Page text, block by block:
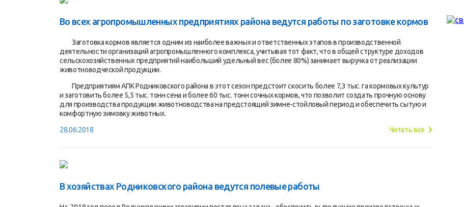
Во всех агропромышленных предприятиях района ведутся работы по заготовке кормов
Заготовка кормов является одним из наиболее важных и ответственных этапов в производственной
деятельности организаций агропромышленного комплекса, учитывая тот факт, что в общей структуре доходов
сельскохозяйственных предприятий наибольший удельный вес (более 80%) занимает выручка от реализации
животноводческой продукции.
Предприятиям АПК Родниковского района в этот сезон предстоит скосить более 7,3 тыс. га кормовых культур
и заготовить более 5,5 тыс. тонн сена и более 60 тыс. тонн сочных кормов, что позволит создать прочную основу
для производства продукции животноводства на предстоящий зимне-стойловый период и обеспечить сытую и
комфортную зимовку животных.
28.06.2018
Читать все
В хозяйствах Родниковского района ведутся полевые работы